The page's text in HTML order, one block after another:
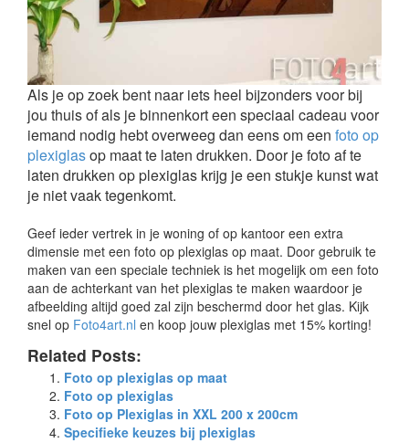
Als je op zoek bent naar iets heel bijzonders voor bij
jou thuis of als je binnenkort een speciaal cadeau voor
iemand nodig hebt overweeg dan eens om een foto op
plexiglasop maat te laten drukken. Door je foto af te
laten drukken op plexiglas krijg je een stukje kunst wat
je niet vaak tegenkomt.
Geef ieder vertrek in je woning of op kantoor een extra
dimensie met een foto op plexiglas op maat. Door gebruik te
maken van een speciale techniek is het mogelijk om een foto
aan de achterkant van het plexiglas te maken waardoor je
afbeelding altijd goed zal zijn beschermd door het glas. Kijk
snel op Foto4art.nl en koop jouw plexiglas met 15% korting!
Related Posts:
Foto op plexiglas op maat
Foto op plexiglas
Foto op Plexiglas in XXL 200 x 200cm
Specifieke keuzes bij plexiglas